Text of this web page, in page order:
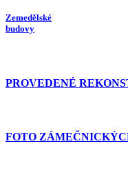
Zemedělské
budovy
PROVEDENÉ
FOTO